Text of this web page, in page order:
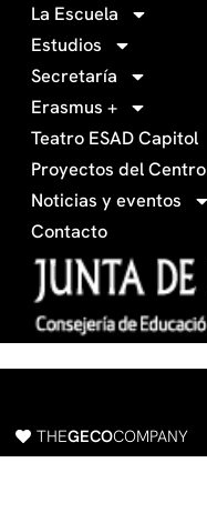
f
a
c
b
o
o
k
La Escuela
Estudios
Secretaría
Erasmus +
Teatro ESAD Capitol
Proyectos del Centro
Noticias y eventos
Contacto
THEGECOCOMPANY